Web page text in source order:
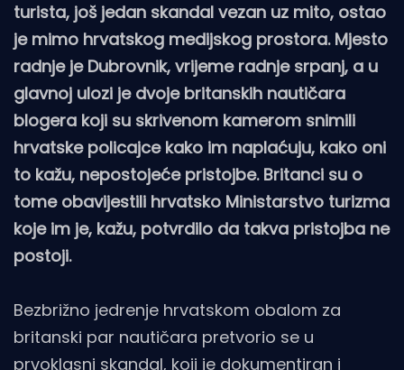
turista, još jedan skandal vezan uz mito, ostao
je mimo hrvatskog medijskog prostora. Mjesto
radnje je Dubrovnik, vrijeme radnje srpanj, a u
glavnoj ulozi je dvoje britanskih nautičara
blogera koji su skrivenom kamerom snimili
hrvatske policajce kako im naplaćuju, kako oni
to kažu, nepostojeće pristojbe. Britanci su o
tome obavijestili hrvatsko Ministarstvo turizma
koje im je, kažu, potvrdilo da takva pristojba ne
postoji.
Bezbrižno jedrenje hrvatskom obalom za
britanski par nautičara pretvorio se u
prvoklasni skandal, koji je dokumentiran i